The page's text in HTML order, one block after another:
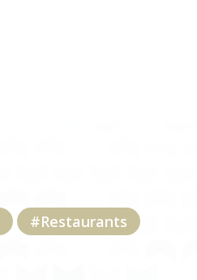
#Restaurants